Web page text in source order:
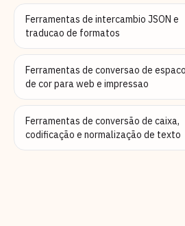
Ferramentas de intercambio JSON e
traducao de formatos
Ferramentas de conversao de
de cor para web e impressao
Ferramentas de conversão de caixa,
codificação e normalização de texto